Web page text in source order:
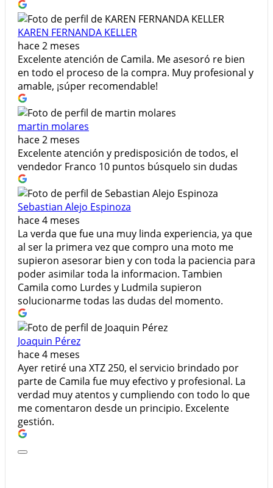
KAREN FERNANDA KELLER
hace 2 meses
​Excelente atención de Camila. Me asesoró re bien
en todo el proceso de la compra. Muy profesional y
amable, ¡súper recomendable!
martin molares
hace 2 meses
Excelente atención y predisposición de todos, el
vendedor Franco 10 puntos búsquelo sin dudas
Sebastian Alejo Espinoza
hace 4 meses
La verda que fue una muy linda experiencia, ya que
al ser la primera vez que compro una moto me
supieron asesorar bien y con toda la paciencia para
poder asimilar toda la informacion. Tambien
Camila como Lurdes y Ludmila supieron
solucionarme todas las dudas del momento.
Joaquin Pérez
hace 4 meses
Ayer retiré una XTZ 250, el servicio brindado por
parte de Camila fue muy efectivo y profesional. La
verdad muy atentos y cumpliendo con todo lo que
me comentaron desde un principio. Excelente
gestión.